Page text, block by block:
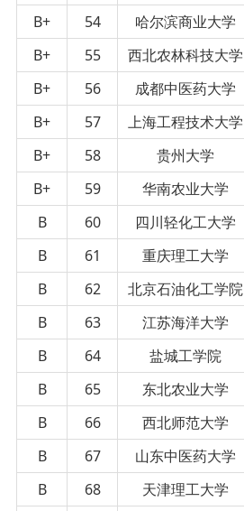
B+ 54 哈尔滨商业大学
B+
55 西北农林科技大学
B+
56 成都中医药大学
B+
57 上海工程技术大学
B+
58 贵州大学
B+
59 华南农业大学
B
60 四川轻化工大学
B
61 重庆理工大学
B
62 北京石油化工学院
B
63 江苏海洋大学
B
64 盐城工学院
B
65 东北农业大学
B
66 西北师范大学
B
67 山东中医药大学
B
68 天津理工大学